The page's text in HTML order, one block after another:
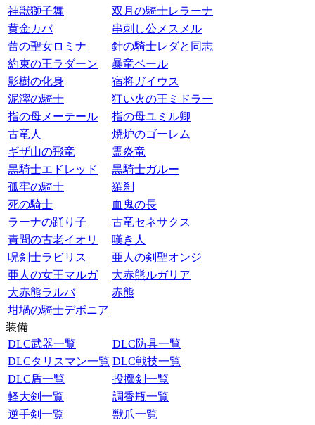
神獣獅子舞
双月の騎士レラーナ
黄金カバ
串刺し公メスメル
蕾の聖女ロミナ
針の騎士レダと同志
約束の王ラダーン
暴竜ベール
影樹の化身
宿将ガイウス
泥濘の騎士
狂い火の王ミドラー
指の母メーテール
指の母ユミル卿
古竜人
焼炉のゴーレム
ギザ山の飛竜
霊炎竜
黒騎士エドレッド
黒騎士ガルー
孤牢の騎士
羅刹
死の騎士
血鬼の長
ラーナの踊り子
古竜セネサクス
責問の古老イオリ
嘆き人
呪剣士ラビリス
亜人の剣聖オンジ
亜人の女王マルガ
大赤熊ルガリア
大赤熊ラルバ
赤熊
坩堝の騎士デボニア
装備
DLC武器一覧
DLC防具一覧
DLCタリスマン一覧 DLC戦技一覧
DLC盾一覧
投擲剣一覧
軽大剣一覧
調香瓶一覧
逆手剣一覧
獣爪一覧